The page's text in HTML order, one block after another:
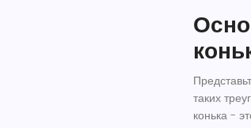
таких
конька -